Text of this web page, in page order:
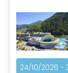
24/10/2026 -